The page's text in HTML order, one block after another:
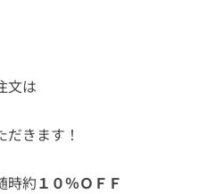
文は
だきます！
時約１０％ＯＦＦ